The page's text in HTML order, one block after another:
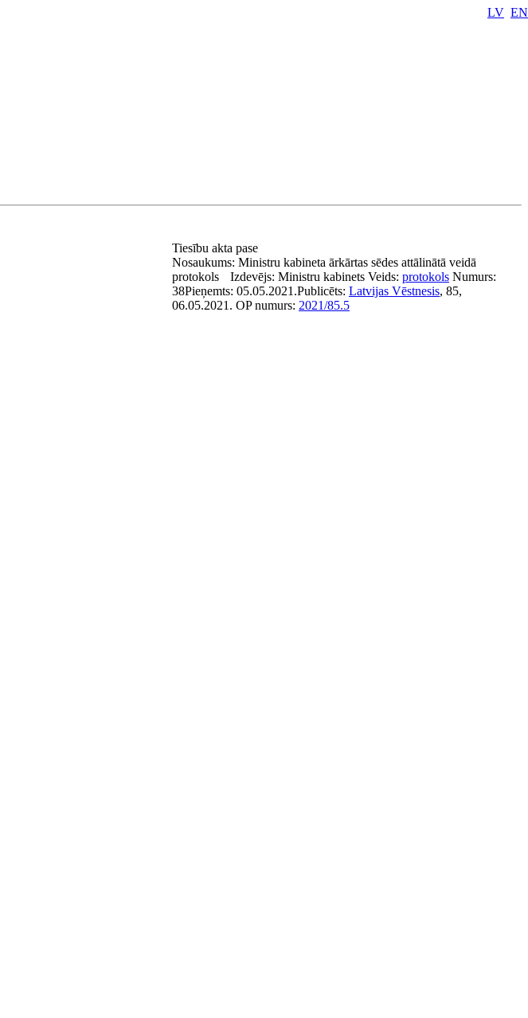
LV EN
Tiesību akta pase
Nosaukums: Ministru kabineta ārkārtas sēdes attālinātā veidā
protokols
Izdevējs: Ministru kabinets Veids: protokols Numurs:
38Pieņemts: 05.05.2021.Publicēts: Latvijas Vēstnesis, 85,
06.05.2021. OP numurs: 2021/85.5